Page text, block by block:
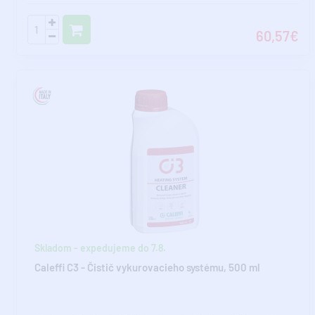
60,57€
Skladom - expedujeme do 7.8.
Caleffi C3 - Čistič vykurovacieho systému, 500 ml